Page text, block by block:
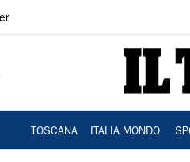
TOSCANA ITALIA MONDO